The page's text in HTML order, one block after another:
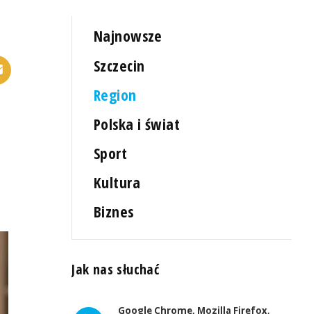
Najnowsze
Szczecin
Region
Polska i świat
Sport
Kultura
Biznes
Jak nas słuchać
Google Chrome, Mozilla Firefox,